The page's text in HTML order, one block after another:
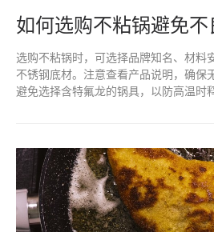
如何选购不粘锅避免不
选购不粘锅时，可选择品牌知名、材料
不锈钢底材。注意查看产品说明，确保
避免选择含特氟龙的锅具，以防高温时